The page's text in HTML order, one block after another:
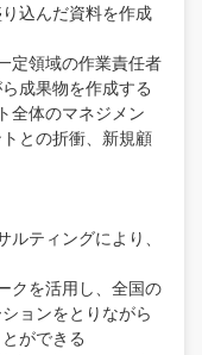
込んだ資料を作成
定領域の作業責任者
成果物を作成する
全体のマネジメン
との折衝、新規顧
ティングにより、
クを活用し、全国の
ョンをとりながら
ができる